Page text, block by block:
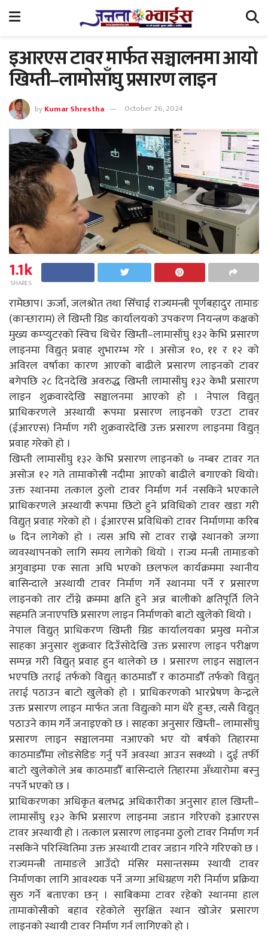
इआरएस टावर मार्फत सञ्चालनमा आयो
खिम्ती–लामोसाँघु प्रसारण लाइन
byKumar Shrestha October 26, 2024
1.1k
SHARES
रामेछाप। ऊर्जा, जलश्रोत तथा सिँचाई राज्यमन्त्री पूर्णबहादुर तामाङ
(कान्छाराम) ले खिम्ती ग्रिड कार्यालयको उपकरण नियन्त्रण कक्षको
मुख्य कम्प्युटरको स्विच थिचेर खिम्ती–लामासाँघु १३२ केभि प्रसारण
लाइनमा विद्युत् प्रवाह शुभारम्भ गरे । असोज १०, ११ र १२ को
अविरल वर्षाका कारण आएको बाढीले प्रसारण लाइनको टावर
बगेपछि २८ दिनदेखि अवरुद्ध खिम्ती लामासाँघु १३२ केभी प्रसारण
लाइन शुक्रवारदेखि सञ्चालनमा आएको हो । नेपाल विद्युत्
प्राधिकरणले अस्थायी रूपमा प्रसारण लाइनको एउटा टावर
(ईआरएस) निर्माण गरी शुक्रवारदेखि उक्त प्रसारण लाइनमा विद्युत्
प्रवाह गरेको हो ।
खिम्ती लामासाँघु १३२ केभि प्रसारण लाइनको ७ नम्बर टावर गत
असोज १२ गते तामाकोसी नदीमा आएको बाढीले बगाएको थियो।
उक्त स्थानमा तत्काल ठुलो टावर निर्माण गर्न नसकिने भएकाले
प्राधिकरणले अस्थायी रूपमा छिटो हुने प्रविधिको टावर खडा गरी
विद्युत् प्रवाह गरेको हो । ईआरएस प्रविधिको टावर निर्माणमा करिब
७ दिन लागेको हो । त्यस अघि सो टावर राख्ने स्थानको जग्गा
व्यवस्थापनको लागि समय लागेको थियो । राज्य मन्त्री तामाङको
अगुवाइमा एक साता अघि भएको छलफल कार्यक्रममा स्थानीय
बासिन्दाले अस्थायी टावर निर्माण गर्ने स्थानमा पर्ने र प्रसारण
लाइनको तार टाँग्ने क्रममा क्षति हुने अन्न बालीको क्षतिपूर्ति लिने
सहमति जनाएपछि प्रसारण लाइन निर्माणको बाटो खुलेको थियो ।
नेपाल विद्युत् प्राधिकरण खिम्ती ग्रिड कार्यालयका प्रमुख मनोज
साहका अनुसार शुक्रवार दिउँसोदेखि उक्त प्रसारण लाइन परीक्षण
सम्पन्न गरी विद्युत् प्रवाह हुन थालेको छ । प्रसारण लाइन सञ्चालन
भएपछि तराई तर्फको विद्युत् काठमाडौँ र काठमाडौँ तर्फको विद्युत्
तराई पठाउन बाटो खुलेको हो । प्राधिकरणको भारप्रेषण केन्द्रले
उक्त प्रसारण लाइन मार्फत जता विद्युत्को माग धेरै हुन्छ, त्यसै विद्युत्
पठाउने काम गर्ने जनाइएको छ । साहका अनुसार खिम्ती– लामासाँघु
प्रसारण लाइन सञ्चालनमा नआएको भए यो बर्षको तिहारमा
काठमाडौँमा लोडसेडिङ गर्नु पर्ने अवस्था आउन सक्थ्यो । दुई तर्फी
बाटो खुलेकोले अब काठमाडौँ बासिन्दाले तिहारमा अँध्यारोमा बस्नु
नपर्ने भएको छ ।
प्राधिकरणका अधिकृत बलभद्र अधिकारीका अनुसार हाल खिम्ती–
लामासाँघु १३२ केभि प्रसारण लाइनमा जडान गरिएको इआरएस
टावर अस्थायी हो । तत्काल प्रसारण लाइनमा ठुलो टावर निर्माण गर्न
नसकिने परिस्थितिमा उक्त अस्थायी टावर जडान गरिने गरिएको छ ।
राज्यमन्त्री तामाङले आउँदो मंसिर मसान्तसम्म स्थायी टावर
निर्माणका लागि आवश्यक पर्ने जग्गा अधिग्रहण गरी निर्माण प्रक्रिया
सुरु गर्ने बताएका छन् । साबिकमा टावर रहेको स्थानमा हाल
तामाकोसीको बहाव रहेकोले सुरक्षित स्थान खोजेर प्रसारण
लाइनको स्थायी टावर निर्माण गर्न लागिएको हो ।